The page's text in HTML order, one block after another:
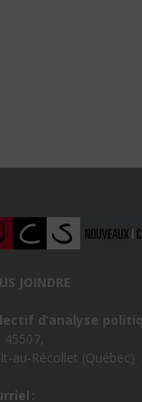
JOINDRE
d’analyse
45507,
au-Récollet (Québec)
: